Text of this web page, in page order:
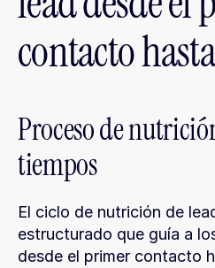
contacto
Proceso de
tiempos
El ciclo de nutrición de
estructurado que guía a
desde el primer contacto